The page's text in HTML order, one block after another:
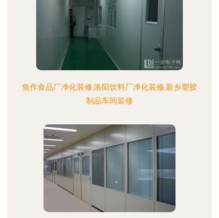
焦作食品厂净化装修,洛阳饮料厂净化装修,新乡塑胶
制品车间装修